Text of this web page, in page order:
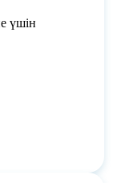
үшін